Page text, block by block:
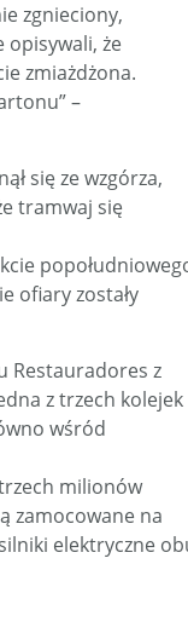
zgnieciony,
opisywali, że
zmiażdżona.
–
się ze wzgórza,
tramwaj się
ofiary zostały
Restauradores z
z trzech kolejek
wśród
milionów
zamocowane na
elektryczne